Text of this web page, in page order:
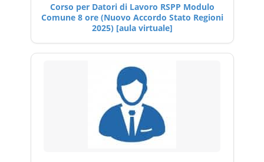
Corso per Datori di Lavoro RSPP Modulo
Comune 8 ore (Nuovo Accordo Stato Regioni
2025) [aula virtuale]